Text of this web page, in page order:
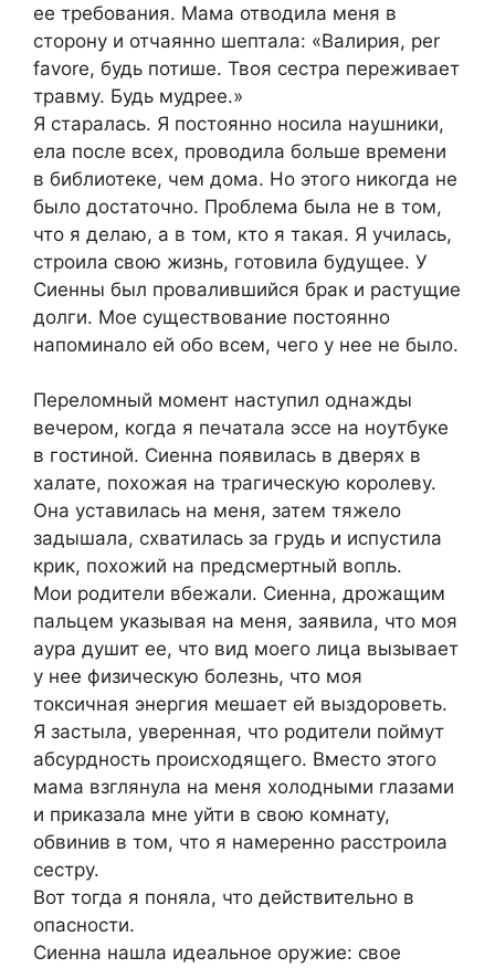
ее требования. Мама отводила меня в
сторону и отчаянно шептала: «Валирия, per
favore, будь потише. Твоя сестра переживает
травму. Будь мудрее.»
Я старалась. Я постоянно носила наушники,
ела после всех, проводила больше времени
в библиотеке, чем дома. Но этого никогда не
было достаточно. Проблема была не в том,
что я делаю, а в том, кто я такая. Я училась,
строила свою жизнь, готовила будущее. У
Сиенны был провалившийся брак и растущие
долги. Мое существование постоянно
напоминало ей обо всем, чего у нее не было.
Переломный момент наступил однажды
вечером, когда я печатала эссе на ноутбуке
в гостиной. Сиенна появилась в дверях в
халате, похожая на трагическую королеву.
Она уставилась на меня, затем тяжело
задышала, схватилась за грудь и испустила
крик, похожий на предсмертный вопль.
Мои родители вбежали. Сиенна, дрожащим
пальцем указывая на меня, заявила, что моя
аура душит ее, что вид моего лица вызывает
у нее физическую болезнь, что моя
токсичная энергия мешает ей выздороветь.
Я застыла, уверенная, что родители поймут
абсурдность происходящего. Вместо этого
мама взглянула на меня холодными глазами
и приказала мне уйти в свою комнату,
обвинив в том, что я намеренно расстроила
сестру.
Вот тогда я поняла, что действительно в
опасности.
Сиенна нашла идеальное оружие: свое